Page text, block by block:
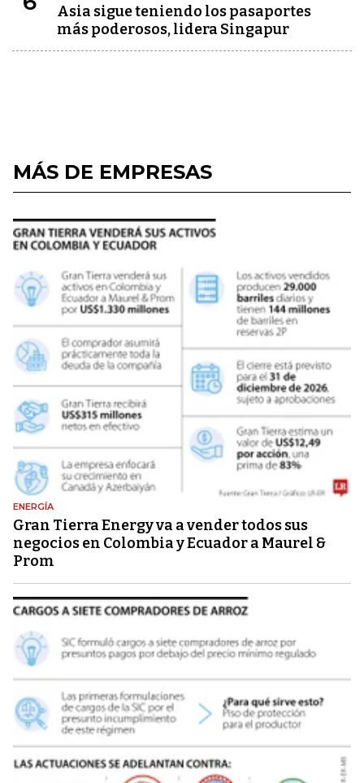
Asia sigue teniendo los pasaportes
más poderosos, lidera Singapur
MÁS DE EMPRESAS
ENERGÍA
Gran Tierra Energy va a vender todos sus
negocios en Colombia y Ecuador a Maurel &
Prom